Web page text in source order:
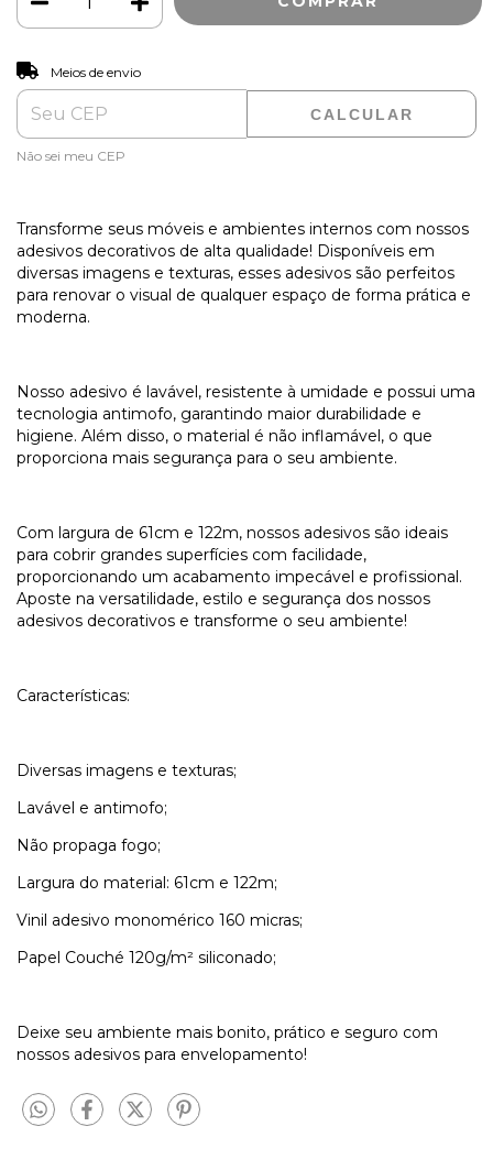
Entregas para o CEP:
Meios de envio
CALCULAR
Não sei meu CEP
Transforme seus móveis e ambientes internos com nossos
adesivos decorativos de alta qualidade! Disponíveis em
diversas imagens e texturas, esses adesivos são perfeitos
para renovar o visual de qualquer espaço de forma prática e
moderna.
Nosso adesivo é lavável, resistente à umidade e possui uma
tecnologia antimofo, garantindo maior durabilidade e
higiene. Além disso, o material é não inflamável, o que
proporciona mais segurança para o seu ambiente.
Com largura de 61cm e 122m, nossos adesivos são ideais
para cobrir grandes superfícies com facilidade,
proporcionando um acabamento impecável e profissional.
Aposte na versatilidade, estilo e segurança dos nossos
adesivos decorativos e transforme o seu ambiente!
Características:
Diversas imagens e texturas;
Lavável e antimofo;
Não propaga fogo;
Largura do material: 61cm e 122m;
Vinil adesivo monomérico 160 micras;
Papel Couché 120g/m² siliconado;
Deixe seu ambiente mais bonito, prático e seguro com
nossos adesivos para envelopamento!